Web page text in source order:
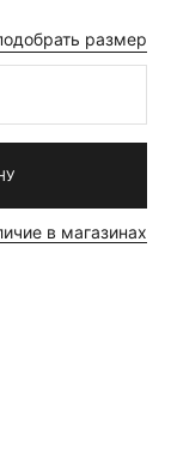
размер
в магазинах